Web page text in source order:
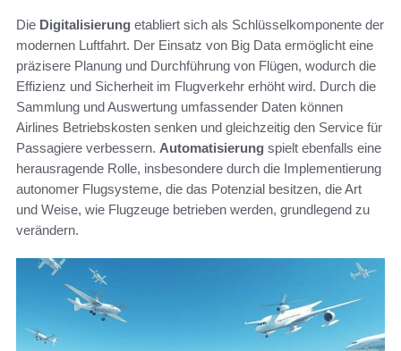
Die Digitalisierung etabliert sich als Schlüsselkomponente der
modernen Luftfahrt. Der Einsatz von Big Data ermöglicht eine
präzisere Planung und Durchführung von Flügen, wodurch die
Effizienz und Sicherheit im Flugverkehr erhöht wird. Durch die
Sammlung und Auswertung umfassender Daten können
Airlines Betriebskosten senken und gleichzeitig den Service für
Passagiere verbessern. Automatisierung spielt ebenfalls eine
herausragende Rolle, insbesondere durch die Implementierung
autonomer Flugsysteme, die das Potenzial besitzen, die Art
und Weise, wie Flugzeuge betrieben werden, grundlegend zu
verändern.